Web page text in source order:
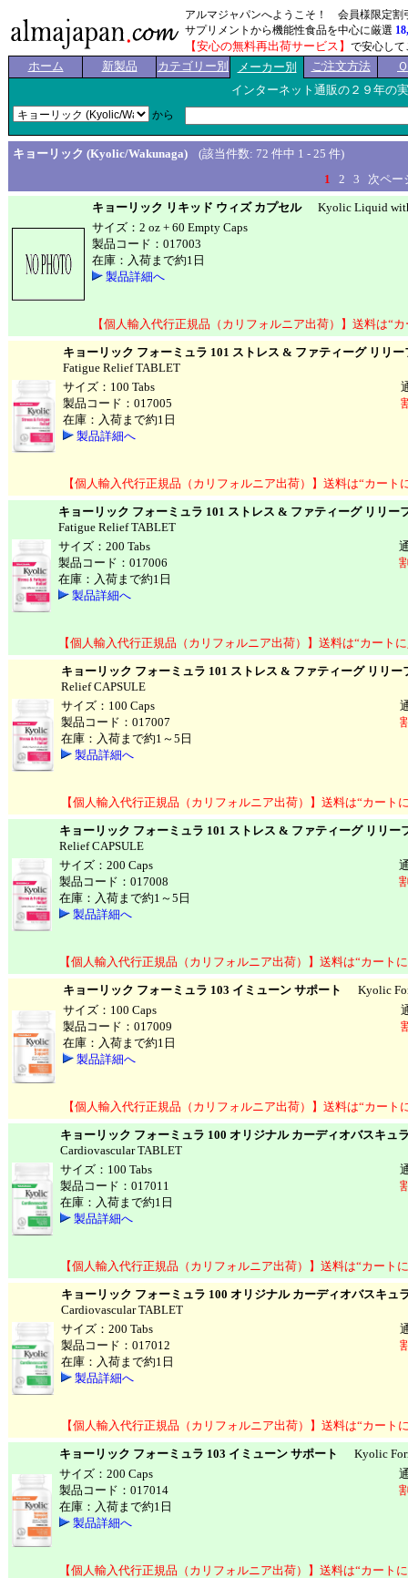
アルマジャパンへようこそ！ 会員様限定割
サプリメントから機能性食品を中心に厳選
【安心の無料再出荷サービス】 で安心し
ホーム 新製品 カテゴリー別 メーカー別 ご注文方法
インターネット通販の２９年の
から
キョーリック (Kyolic/Wakunaga)
(該当件数: 72 件中 1 - 25 件)
1 2 3 次ペー
キョーリック リキッド ウィズ カプセルKyolic Liquid with
サイズ：2 oz + 60 Empty Caps
製品コード：017003
在庫：入荷まで約1日
製品詳細へ
【個人輸入代行正規品（カリフォルニア出荷）】送料は“
キョーリック フォーミュラ 101 ストレス & ファティーグ リリ
Fatigue Relief TABLET
サイズ：100 Tabs
製品コード：017005
在庫：入荷まで約1日
製品詳細へ
【個人輸入代行正規品（カリフォルニア出荷）】送料は“カート
キョーリック フォーミュラ 101 ストレス & ファティーグ リリー
Fatigue Relief TABLET
サイズ：200 Tabs
製品コード：017006
在庫：入荷まで約1日
製品詳細へ
【個人輸入代行正規品（カリフォルニア出荷）】送料は“カート
キョーリック フォーミュラ 101 ストレス & ファティーグ リリー
Relief CAPSULE
サイズ：100 Caps
製品コード：017007
在庫：入荷まで約1～5日
製品詳細へ
【個人輸入代行正規品（カリフォルニア出荷）】送料は“カート
キョーリック フォーミュラ 101 ストレス & ファティーグ リリー
Relief CAPSULE
サイズ：200 Caps
製品コード：017008
在庫：入荷まで約1～5日
製品詳細へ
【個人輸入代行正規品（カリフォルニア出荷）】送料は“カート
キョーリック フォーミュラ 103 イミューン サポート
Kyolic
サイズ：100 Caps
製品コード：017009
在庫：入荷まで約1日
製品詳細へ
【個人輸入代行正規品（カリフォルニア出荷）】送料は“カート
キョーリック フォーミュラ 100 オリジナル カーディオバスキュ
Cardiovascular TABLET
サイズ：100 Tabs
製品コード：017011
在庫：入荷まで約1日
製品詳細へ
【個人輸入代行正規品（カリフォルニア出荷）】送料は“カート
キョーリック フォーミュラ 100 オリジナル カーディオバスキュ
Cardiovascular TABLET
サイズ：200 Tabs
製品コード：017012
在庫：入荷まで約1日
製品詳細へ
【個人輸入代行正規品（カリフォルニア出荷）】送料は“カート
キョーリック フォーミュラ 103 イミューン サポート
Kyolic
サイズ：200 Caps
製品コード：017014
在庫：入荷まで約1日
製品詳細へ
【個人輸入代行正規品（カリフォルニア出荷）】送料は“カート